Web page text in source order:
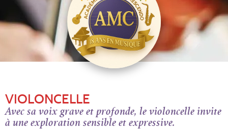
VIOLONCELLE
Avec sa voix grave et profonde, le violoncelle invite
à une exploration sensible et expressive.